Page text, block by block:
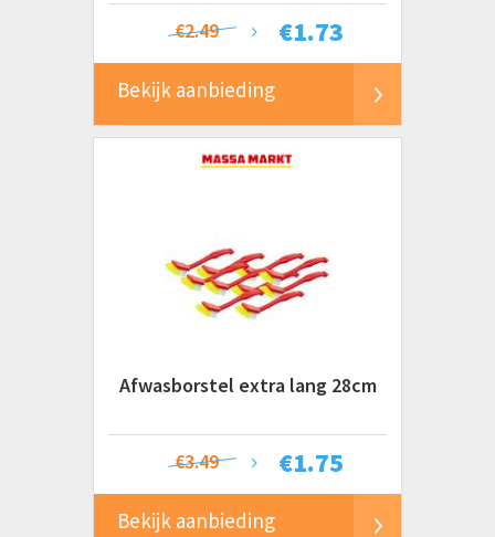
€1.73
€2.49
Bekijk aanbieding
Afwasborstel extra lang 28cm
€1.75
€3.49
Bekijk aanbieding